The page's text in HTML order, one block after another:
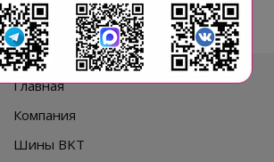
Главная
Компания
Шины BKT